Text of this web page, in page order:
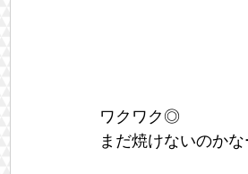
ワクワク◎
まだ焼けないのか